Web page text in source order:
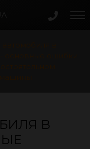
В